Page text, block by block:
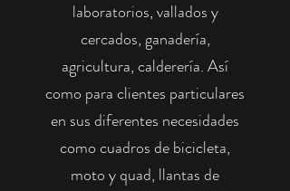
laboratorios, vallados y
cercados, ganadería,
agricultura, calderería. Así
como para clientes particulares
en sus diferentes necesidades
como cuadros de bicicleta,
moto y quad, llantas de